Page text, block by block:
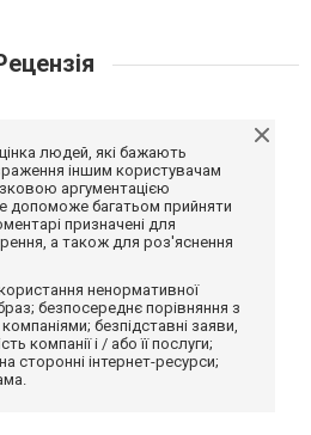
людей, які бажають
іншим користувачам
аргументацією
допоможе багатьом прийняти
призначені для
а також для роз'яснення
ненормативної
безпосереднє порівняння з
безпідставні заяви,
компанії і / або її послуги;
сторонні інтернет-ресурси;